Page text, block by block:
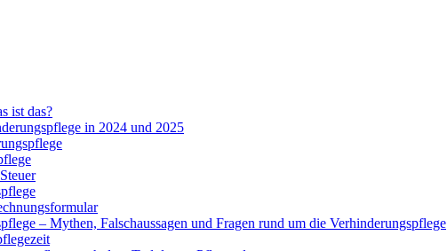
ist das?
in 2024 und 2025
– Mythen, Falschaussagen und Fragen rund um die Verhinderungspflege